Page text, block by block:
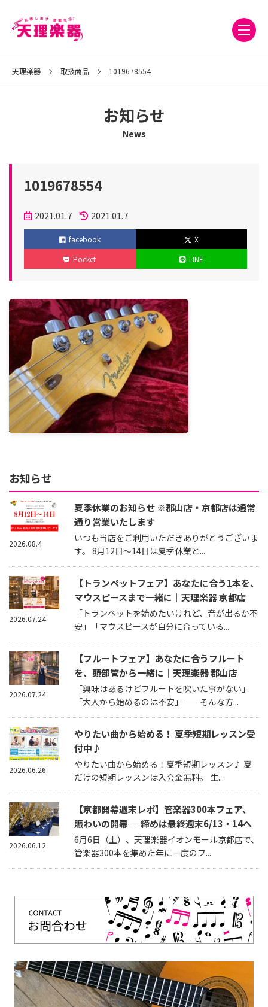
天理楽器 取扱商品 1019678554
お知らせ
News
1019678554
投
稿
日
2021.01.7
更
新
2021.01.7
facebook
X
Pocket
LINE
お知らせ
夏季休業のお知らせ ※郡山店・京都店は通常
通り営業いたします
いつも当店をご利用いただきありがとうございま
す。 8月12日～14日は夏季休業と...
2026.08.4
【トランペットフェア】あなたに合う1本を、
マウスピースまで一緒に｜天理楽器 京都店
「トランペットを始めたいけれど、音が出るか不
安」「マウスピースが自分に合っている...
2026.07.24
【フルートフェア】あなたに合うフルート
を、頭部管から一緒に｜天理楽器 郡山店
「興味はあるけどフルートを吹いた事がない」
「大人から始めるのは不安」——そんな方...
2026.07.24
やりたい曲から始める！ 夏季短期レッスン受
付中♪
やりたい曲から始める！夏季短期レッスン♪ 夏
だけの短期レッスンは入会金無料。 生...
2026.06.26
【京都開幕週末レポ】管楽器300本フェア、
賑わいの開幕 — 締めは最終週末6/13・14へ
6月6日（土）、天理楽器イオンモール京都店で、
管楽器300本を集めた年に一度のフ...
2026.06.12